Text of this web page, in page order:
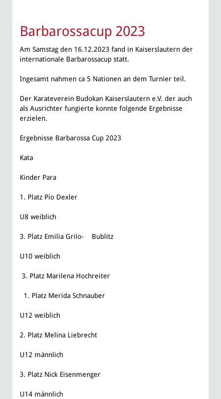
Barbarossacup 2023
Am Samstag den 16.12.2023 fand in Kaiserslautern der
internationale Barbarossacup statt.
Ingesamt nahmen ca 5 Nationen an dem Turnier teil.
Der Karateverein Budokan Kaiserslautern e.V. der auch
als Ausrichter fungierte konnte folgende Ergebnisse
erzielen.
Ergebnisse Barbarossa Cup 2023
Kata
Kinder Para ​
1. Platz Pio Dexler
U8 weiblich
​3. Platz Emilia Grilo- Bublitz
U10 weiblich
3. Platz Marilena Hochreiter
1. Platz Merida Schnauber
U12 weiblich
​2. Platz Melina Liebrecht
U12 männlich
3. Platz Nick Eisenmenger
U14 männlich